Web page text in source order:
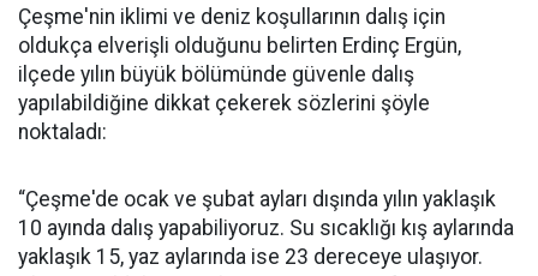
Çeşme'nin iklimi ve deniz koşullarının dalış için
oldukça elverişli olduğunu belirten Erdinç Ergün,
ilçede yılın büyük bölümünde güvenle dalış
yapılabildiğine dikkat çekerek sözlerini şöyle
noktaladı:
“Çeşme'de ocak ve şubat ayları dışında yılın yaklaşık
10 ayında dalış yapabiliyoruz. Su sıcaklığı kış aylarında
yaklaşık 15, yaz aylarında ise 23 dereceye ulaşıyor.